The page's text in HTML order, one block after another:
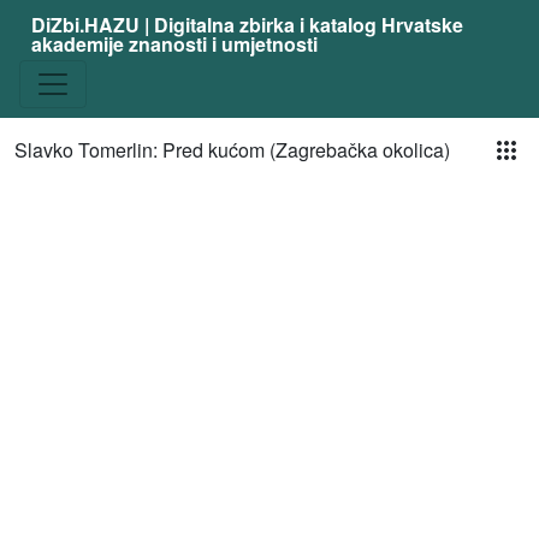
DiZbi.HAZU | Digitalna zbirka i katalog Hrvatske
akademije znanosti i umjetnosti
Slavko Tomerlin: Pred kućom (Zagrebačka okolica)